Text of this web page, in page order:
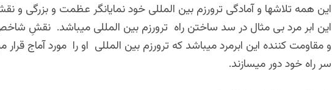
این همه تلاشها و آمادگی ترورزم بین المللی خود نمایانگر عظمت و بزرگی و
این ابر مرد بی مثال در سد ساختن راه ترورزم بین المللی میباشد. نقشِ
و مقاومت کننده این ابرمرد میباشد که ترورزم بین المللی او را مورد آماج قرار
سر راه خود دور میسازند.